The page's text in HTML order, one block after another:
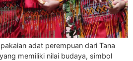
adat perempuan dari Tana
memiliki nilai budaya, simbol